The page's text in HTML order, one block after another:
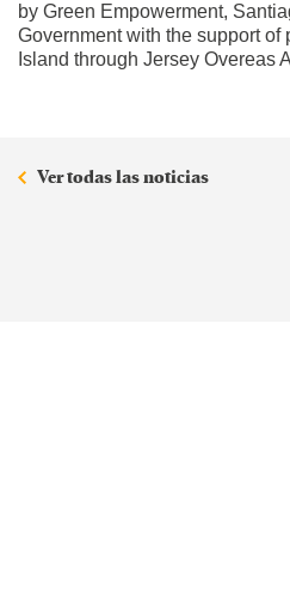
by Green Empowerment,
Government with the support of
Island through Jersey Overeas
Ver todas las noticias